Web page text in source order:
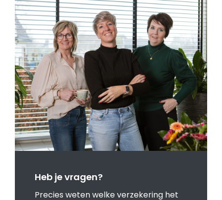
Heb je vragen?
Precies weten welke verzekering het